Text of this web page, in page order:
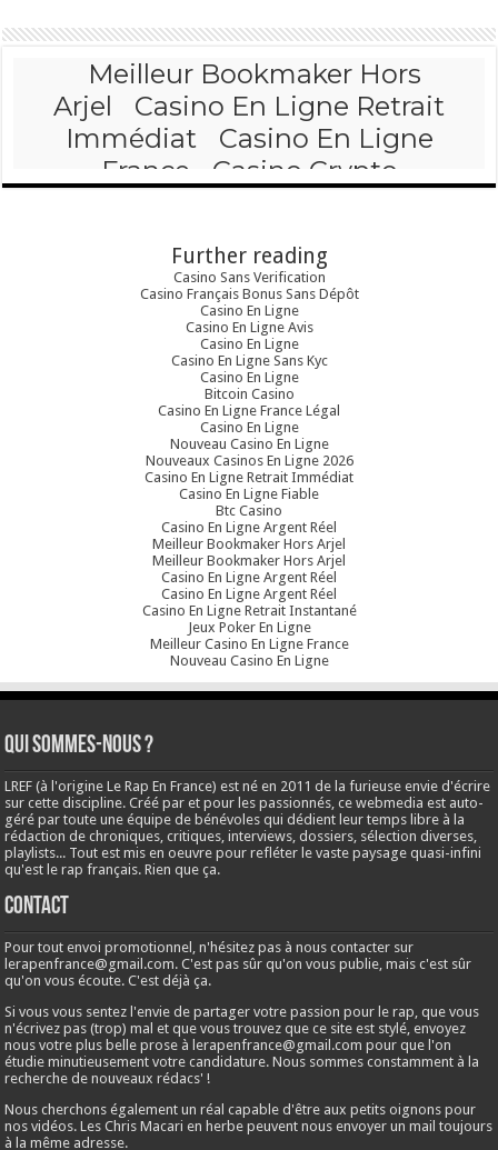
Further reading
Casino Sans Verification
Casino Français Bonus Sans Dépôt
Casino En Ligne
Casino En Ligne Avis
Casino En Ligne
Casino En Ligne Sans Kyc
Casino En Ligne
Bitcoin Casino
Casino En Ligne France Légal
Casino En Ligne
Nouveau Casino En Ligne
Nouveaux Casinos En Ligne 2026
Casino En Ligne Retrait Immédiat
Casino En Ligne Fiable
Btc Casino
Casino En Ligne Argent Réel
Meilleur Bookmaker Hors Arjel
Meilleur Bookmaker Hors Arjel
Casino En Ligne Argent Réel
Casino En Ligne Argent Réel
Casino En Ligne Retrait Instantané
Jeux Poker En Ligne
Meilleur Casino En Ligne France
Nouveau Casino En Ligne
Qui sommes-nous ?
LREF (à l'origine Le Rap En France) est né en 2011 de la furieuse envie d'écrire
sur cette discipline. Créé par et pour les passionnés, ce webmedia est auto-
géré par toute une équipe de bénévoles qui dédient leur temps libre à la
rédaction de chroniques, critiques, interviews, dossiers, sélection diverses,
playlists... Tout est mis en oeuvre pour refléter le vaste paysage quasi-infini
qu'est le rap français. Rien que ça.
Contact
Pour tout envoi promotionnel, n'hésitez pas à nous contacter sur
lerapenfrance@gmail.com. C'est pas sûr qu'on vous publie, mais c'est sûr
qu'on vous écoute. C'est déjà ça.
Si vous vous sentez l'envie de partager votre passion pour le rap, que vous
n'écrivez pas (trop) mal et que vous trouvez que ce site est stylé, envoyez
nous votre plus belle prose àlerapenfrance@gmail.com pour que l'on
étudie minutieusement votre candidature. Nous sommes constamment à la
recherche de nouveaux rédacs' !
Nous cherchons également un réal capable d'être aux petits oignons pour
nos vidéos. Les Chris Macari en herbe peuvent nous envoyer un mail toujours
à la même adresse.